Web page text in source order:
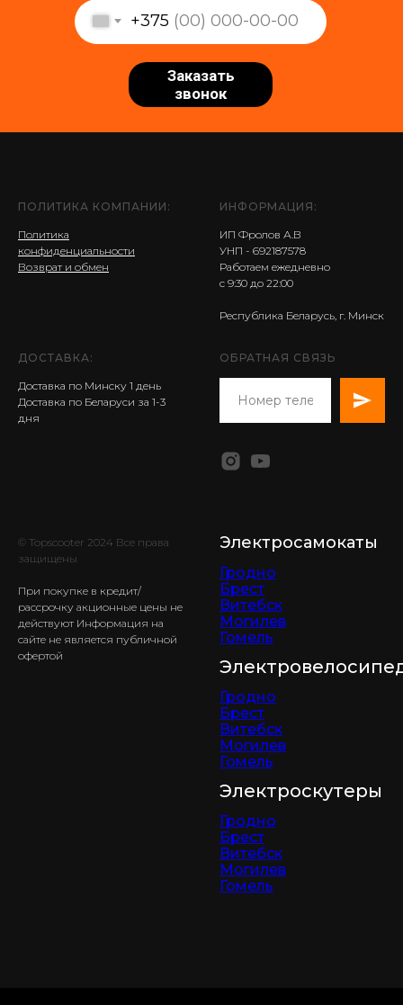
+375
Заказать
звонок
ПОЛИТИКА КОМПАНИИ:
Политика
конфиденциальности
Возврат и обмен
ИНФОРМАЦИЯ:
ИП Фролов А.В
УНП - 692187578
Работаем ежедневно
с 9:30 до 22:00
Республика Беларусь, г. Минск
ДОСТАВКА:
Доставка по Минску 1 день
Доставка по Беларуси за 1-3
дня
ОБРАТНАЯ СВЯЗЬ
© Topscooter 2024 Все права
защищены
При покупке в кредит/
рассрочку акционные цены не
действуют Информация на
сайте не является публичной
офертой
Электросамокаты
Гродно
Брест
Витебск
Могилев
Гомель
Гродно
Брест
Витебск
Могилев
Гомель
Электроскутеры
Гродно
Брест
Витебск
Могилев
Гомель